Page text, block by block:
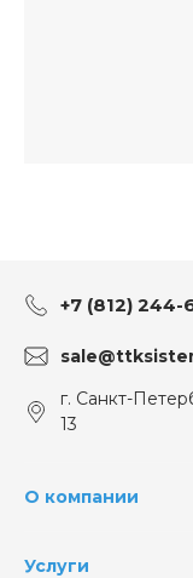
+7 (812) 244-
г. Санкт-
13
О компании
Услуги